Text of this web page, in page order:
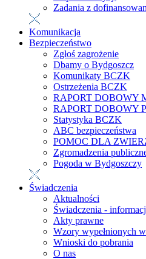
Zadania z
Komunikacja
Bezpieczeństwo
Zgłoś zagrożenie
Dbamy o Bydgoszcz
Komunikaty BCZK
Ostrzeżenia BCZK
RAPORT DOBOWY
RAPORT DOBOWY
Statystyka BCZK
ABC bezpieczeństwa
POMOC DLA
Zgromadzenia
Pogoda w Bydgoszczy
Świadczenia
Aktualności
Świadczenia -
Akty prawne
Wzory wypełnionych
Wnioski do pobrania
O nas